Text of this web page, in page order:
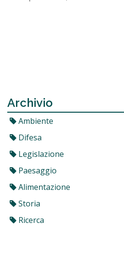
Archivio
Ambiente
Difesa
Legislazione
Paesaggio
Alimentazione
Storia
Ricerca